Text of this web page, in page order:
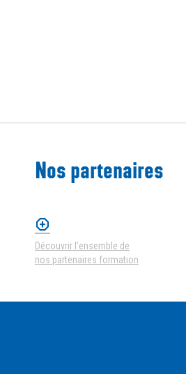
Nos partenaires
Découvrir l’ensemble de
nos partenaires formation